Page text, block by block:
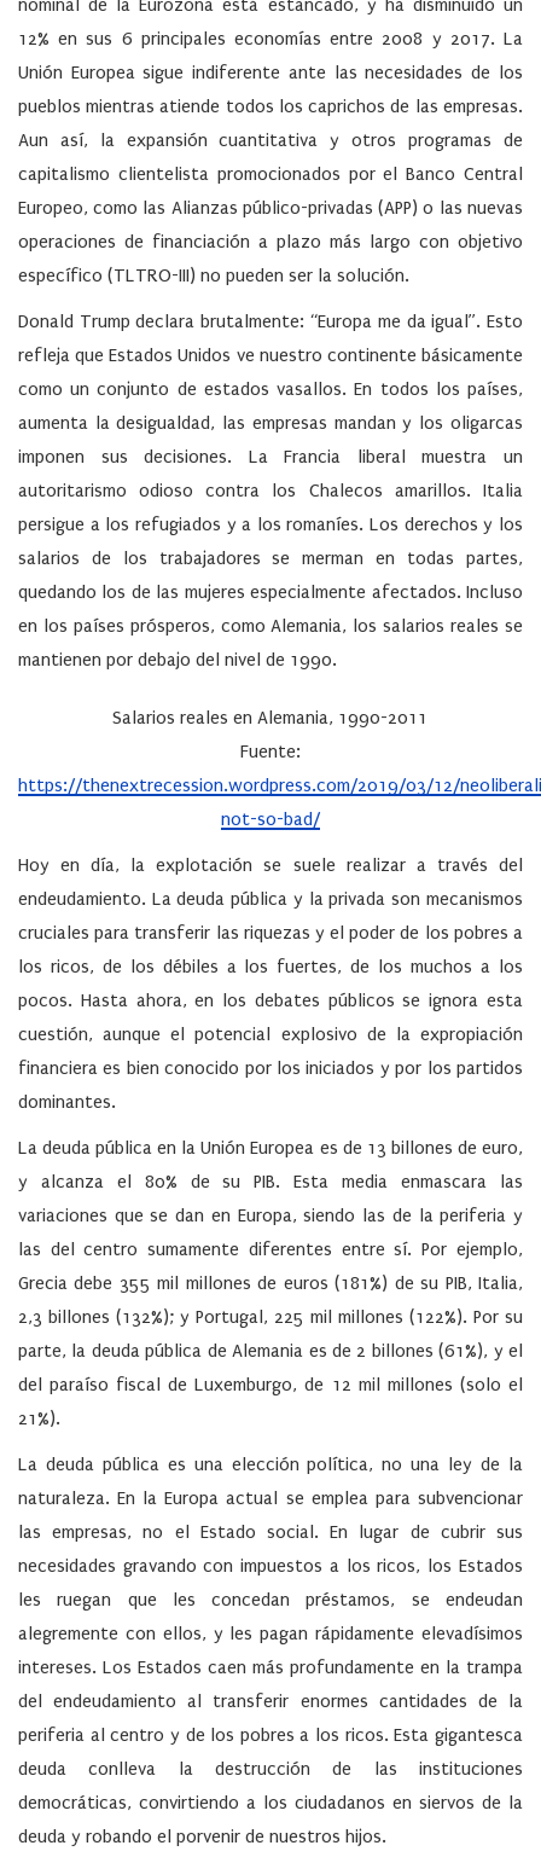
nominal de la Eurozona está estancado, y ha disminuido un
12% en sus 6 principales economías entre 2008 y 2017. La
Unión Europea sigue indiferente ante las necesidades de los
pueblos mientras atiende todos los caprichos de las empresas.
Aun así, la expansión cuantitativa y otros programas de
capitalismo clientelista promocionados por el Banco Central
Europeo, como las Alianzas público-privadas (APP) o las nuevas
operaciones de financiación a plazo más largo con objetivo
específico (TLTRO-III) no pueden ser la solución.
Donald Trump declara brutalmente: “Europa me da igual”. Esto
refleja que Estados Unidos ve nuestro continente básicamente
como un conjunto de estados vasallos. En todos los países,
aumenta la desigualdad, las empresas mandan y los oligarcas
imponen sus decisiones. La Francia liberal muestra un
autoritarismo odioso contra los Chalecos amarillos. Italia
persigue a los refugiados y a los romaníes. Los derechos y los
salarios de los trabajadores se merman en todas partes,
quedando los de las mujeres especialmente afectados. Incluso
en los países prósperos, como Alemania, los salarios reales se
mantienen por debajo del nivel de 1990.
Salarios reales en Alemania, 1990-2011
Fuente:
https://thenextrecession.wordpress.com/2019/03/12/
not-so-bad/
Hoy en día, la explotación se suele realizar a través del
endeudamiento. La deuda pública y la privada son mecanismos
cruciales para transferir las riquezas y el poder de los pobres a
los ricos, de los débiles a los fuertes, de los muchos a los
pocos. Hasta ahora, en los debates públicos se ignora esta
cuestión, aunque el potencial explosivo de la expropiación
financiera es bien conocido por los iniciados y por los partidos
dominantes.
La deuda pública en la Unión Europea es de 13 billones de euro,
y alcanza el 80% de su PIB. Esta media enmascara las
variaciones que se dan en Europa, siendo las de la periferia y
las del centro sumamente diferentes entre sí. Por ejemplo,
Grecia debe 355 mil millones de euros (181%) de su PIB, Italia,
2,3 billones (132%); y Portugal, 225 mil millones (122%). Por su
parte, la deuda pública de Alemania es de 2 billones (61%), y el
del paraíso fiscal de Luxemburgo, de 12 mil millones (solo el
21%).
La deuda pública es una elección política, no una ley de la
naturaleza. En la Europa actual se emplea para subvencionar
las empresas, no el Estado social. En lugar de cubrir sus
necesidades gravando con impuestos a los ricos, los Estados
les ruegan que les concedan préstamos, se endeudan
alegremente con ellos, y les pagan rápidamente elevadísimos
intereses. Los Estados caen más profundamente en la trampa
del endeudamiento al transferir enormes cantidades de la
periferia al centro y de los pobres a los ricos. Esta gigantesca
deuda conlleva la destrucción de las instituciones
democráticas, convirtiendo a los ciudadanos en siervos de la
deuda y robando el porvenir de nuestros hijos.